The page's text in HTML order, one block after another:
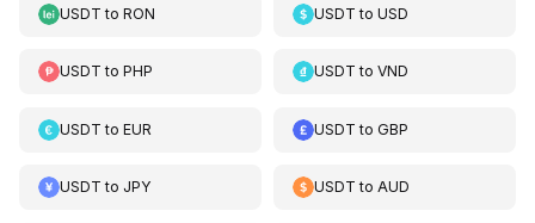
USDT to RON USDT toUSD
USDT to PHP USDT toVND
USDT to EUR USDT toGBP
USDT to JPY USDT toAUD